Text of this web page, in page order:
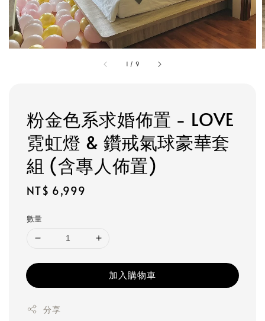
1 / 9
粉金色系求婚佈置 - LOVE
霓虹燈 & 鑽戒氣球豪華套
組 (含專人佈置)
Regular
NT$ 6,999
數量
加入購物車
分享